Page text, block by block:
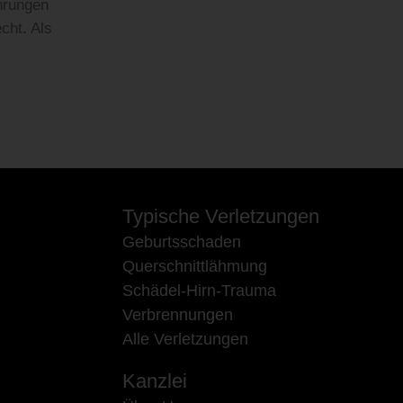
Als
Typische Verletzungen
Geburtsschaden
Querschnittlähmung
Schädel-Hirn-Trauma
Verbrennungen
Alle Verletzungen
Kanzlei